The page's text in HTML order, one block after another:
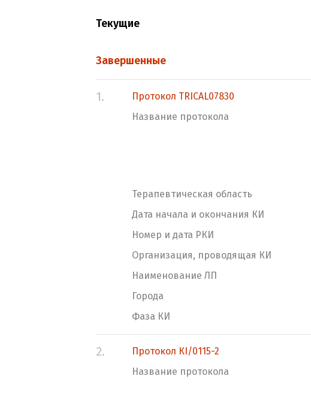
Текущие
Завершенные
1.
Протокол TRICAL07830
Название протокола
Терапевтическая область
Дата начала и окончания КИ
Номер и дата РКИ
Организация, проводящая КИ
Наименование ЛП
Города
Фаза КИ
2.
Протокол КI/0115-2
Название протокола